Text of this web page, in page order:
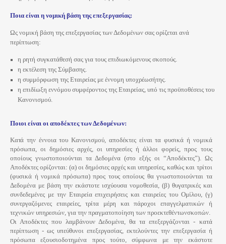
Ποια είναι η νομική βάση της επεξεργασίας:
Ως νομική βάση της επεξεργασίας των Δεδομένων σας ορίζεται ανά
περίπτωση:
η ρητή συγκατάθεσή σας για τους επιδιωκόμενους σκοπούς.
η εκτέλεση της Σύμβασης.
η συμμόρφωση της Εταιρείας με έννομη υποχρέωσήτης.
η επιδίωξη εννόμου συμφέροντος της Εταιρείας, υπό τις προϋποθέσεις του
Κανονισμού.
Ποιοι είναι οι αποδέκτες των Δεδομένων:
Κατά την έννοια του Κανονισμού, αποδέκτες είναι τα φυσικά ή νομικά
πρόσωπα, οι δημόσιες αρχές, οι υπηρεσίες ή άλλοι φορείς, προς τους
οποίους γνωστοποιούνται τα Δεδομένα (στο εξής οι “Αποδέκτες”). Ως
Αποδέκτες ορίζονται: (α) οι δημόσιες αρχές και υπηρεσίες, καθώς και τρίτοι
(φυσικά ή νομικά πρόσωπα) προς τους οποίους θα γνωστοποιούνται τα
Δεδομένα με βάση την εκάστοτε ισχύουσα νομοθεσία, (β) θυγατρικές και
συνδεδεμένες με την Εταιρεία επιχειρήσεις και εταιρείες του Ομίλου, (γ)
συνεργαζόμενες εταιρείες, τρίτα μέρη και πάροχοι επαγγελματικών ή
τεχνικών υπηρεσιών, για την πραγματοποίηση των προεκτεθέντωνσκοπών.
Οι Αποδέκτες που λαμβάνουν Δεδομένα, θα τα επεξεργάζονται - κατά
περίπτωση - ως υπεύθυνοι επεξεργασίας, εκτελούντες την επεξεργασία ή
πρόσωπα εξουσιοδοτημένα προς τούτο, σύμφωνα με την εκάστοτε